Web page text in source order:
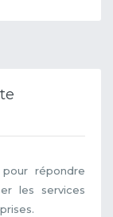
répondre
les services